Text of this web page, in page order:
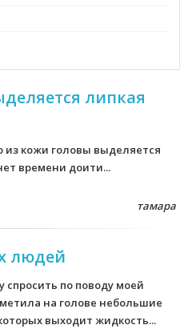
липкая
из кожи головы выделяется
времени доити...
тамара
людей
спросить по поводу моей
на голове небольшие
выходит жидкость...